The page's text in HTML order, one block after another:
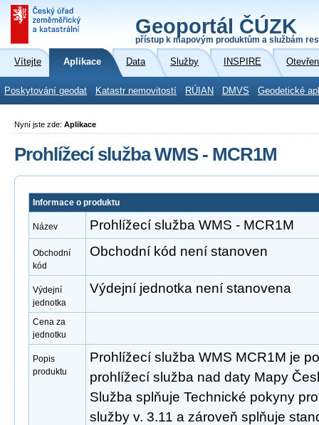
Geoportál ČÚZK
přístup k mapovým produktům a službám
Vítejte Aplikace Data Služby INSPIRE
Poskytování geodat Katastr nemovitostí RÚIAN DMVS Geodetické
Nyní jste zde: Aplikace
Prohlížecí služba WMS - MCR1M
Informace o produktu
Název Prohlížecí služba WMS - MCR1M
Obchodní
kód
Obchodní kód není stanoven
Výdejní
jednotka
Výdejní jednotka není stanovena
Cena za
jednotku
Popis
produktu
Prohlížecí služba WMS MCR1M je
prohlížecí služba nad daty Mapy
Služba splňuje Technické pokyny
služby v. 3.11 a zároveň splňuje